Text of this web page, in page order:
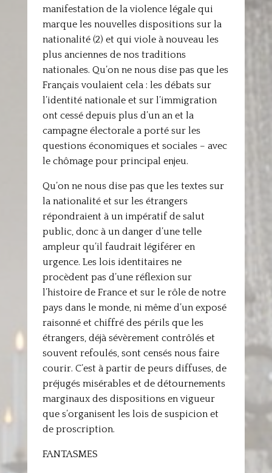
manifestation de la violence légale qui
marque les nouvelles dispositions sur la
nationalité (2) et qui viole à nouveau les
plus anciennes de nos traditions
nationales. Qu’on ne nous dise pas que les
Français voulaient cela : les débats sur
l’identité nationale et sur l’immigration
ont cessé depuis plus d’un an et la
campagne électorale a porté sur les
questions économiques et sociales – avec
le chômage pour principal enjeu.
Qu’on ne nous dise pas que les textes sur
la nationalité et sur les étrangers
répondraient à un impératif de salut
public, donc à un danger d’une telle
ampleur qu’il faudrait légiférer en
urgence. Les lois identitaires ne
procèdent pas d’une réflexion sur
l’histoire de France et sur le rôle de notre
pays dans le monde, ni même d’un exposé
raisonné et chiffré des périls que les
étrangers, déjà sévèrement contrôlés et
souvent refoulés, sont censés nous faire
courir. C’est à partir de peurs diffuses, de
préjugés misérables et de détournements
marginaux des dispositions en vigueur
que s’organisent les lois de suspicion et
de proscription.
FANTASMES